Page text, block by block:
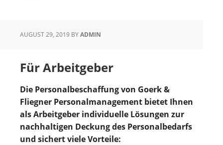
AUGUST 29, 2019 BYADMIN
Für Arbeitgeber
Die Personalbeschaffung von Goerk &
Fliegner Personalmanagement bietet Ihnen
als Arbeitgeber individuelle Lösungen zur
nachhaltigen Deckung des Personalbedarfs
und sichert viele Vorteile: